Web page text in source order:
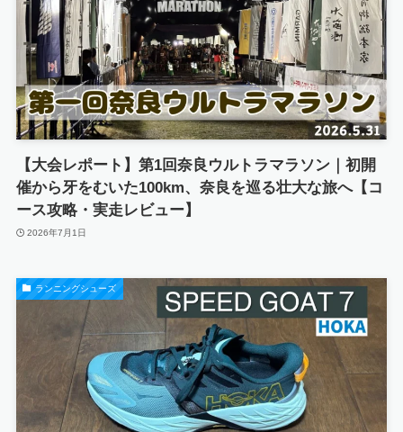
【大会レポート】第1回奈良ウルトラマラソン｜初開
催から牙をむいた100km、奈良を巡る壮大な旅へ【コ
ース攻略・実走レビュー】
2026年7月1日
ランニングシューズ